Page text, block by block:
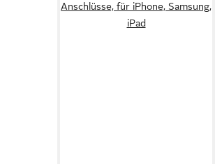
Anschlüsse, für iPhone, Samsung,
iPad